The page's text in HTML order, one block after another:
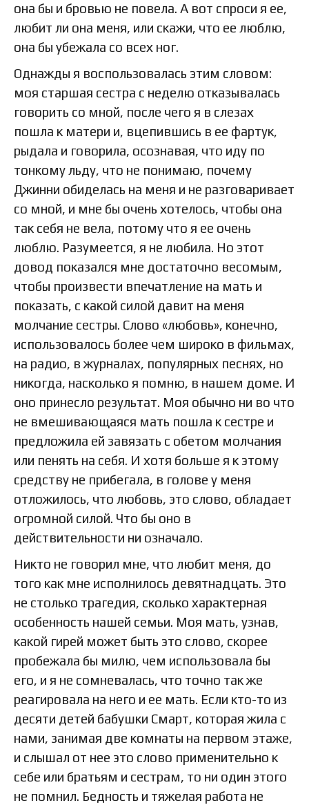
она бы и бровью не повела. А вот спроси я ее,
любит ли она меня, или скажи, что ее люблю,
она бы убежала со всех ног.
Однажды я воспользовалась этим словом:
моя старшая сестра с неделю отказывалась
говорить со мной, после чего я в слезах
пошла к матери и, вцепившись в ее фартук,
рыдала и говорила, осознавая, что иду по
тонкому льду, что не понимаю, почему
Джинни обиделась на меня и не разговаривает
со мной, и мне бы очень хотелось, чтобы она
так себя не вела, потому что я ее очень
люблю. Разумеется, я не любила. Но этот
довод показался мне достаточно весомым,
чтобы произвести впечатление на мать и
показать, с какой силой давит на меня
молчание сестры. Слово «любовь», конечно,
использовалось более чем широко в фильмах,
на радио, в журналах, популярных песнях, но
никогда, насколько я помню, в нашем доме. И
оно принесло результат. Моя обычно ни во что
не вмешивающаяся мать пошла к сестре и
предложила ей завязать с обетом молчания
или пенять на себя. И хотя больше я к этому
средству не прибегала, в голове у меня
отложилось, что любовь, это слово, обладает
огромной силой. Что бы оно в
действительности ни означало.
Никто не говорил мне, что любит меня, до
того как мне исполнилось девятнадцать. Это
не столько трагедия, сколько характерная
особенность нашей семьи. Моя мать, узнав,
какой гирей может быть это слово, скорее
пробежала бы милю, чем использовала бы
его, и я не сомневалась, что точно так же
реагировала на него и ее мать. Если кто-то из
десяти детей бабушки Смарт, которая жила с
нами, занимая две комнаты на первом этаже,
и слышал от нее это слово применительно к
себе или братьям и сестрам, то ни один этого
не помнил. Бедность и тяжелая работа не